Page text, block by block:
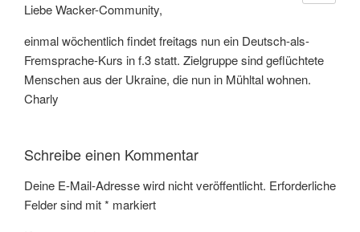
Liebe Wacker-Community,
einmal wöchentlich findet freitags nun ein Deutsch-als-
Fremsprache-Kurs in f.3 statt. Zielgruppe sind geflüchtete
Menschen aus der Ukraine, die nun in Mühltal wohnen.
Charly
Schreibe einen Kommentar
Deine E-Mail-Adresse wird nicht veröffentlicht. Erforderliche
Felder sind mit* markiert